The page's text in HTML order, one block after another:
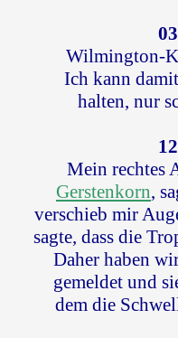
Wilmington-
Ich kann
halten, nur
Mein rechtes
Gerstenkorn,
verschieb mir
sagte, dass die
Daher haben
gemeldet und
dem die